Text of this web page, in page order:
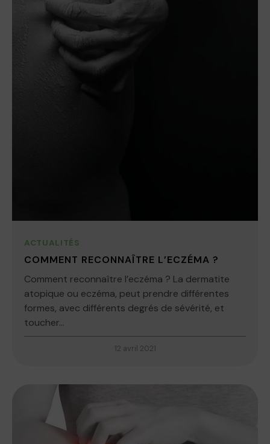
ACTUALITÉS
COMMENT RECONNAÎTRE L’ECZÉMA ?
Comment reconnaître l’eczéma ? La dermatite
atopique ou eczéma, peut prendre différentes
formes, avec différents degrés de sévérité, et
toucher...
12 avril 2021